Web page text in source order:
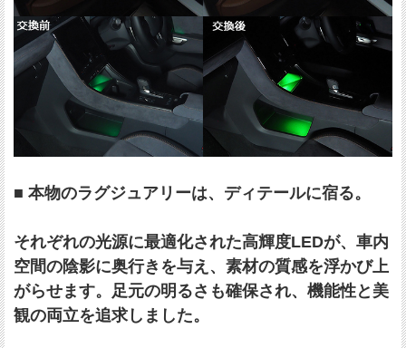
■ 本物のラグジュアリーは、ディテールに宿る。
それぞれの光源に最適化された高輝度LEDが、車内
空間の陰影に奥行きを与え、素材の質感を浮かび上
がらせます。足元の明るさも確保され、機能性と美
観の両立を追求しました。